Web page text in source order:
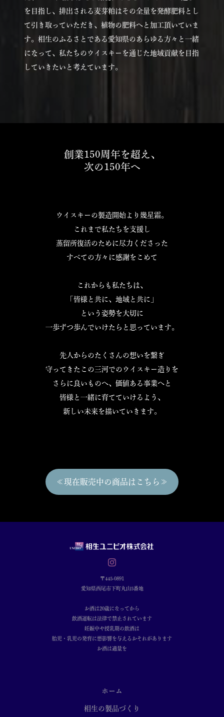
を目指し、排出される麦芽粕はその全量を発酵肥料とし
て引き取っていただき、植物の肥料へと加工頂いていま
す。相生のふるさとである愛知県のあらゆる方々と一緒
になって、私たちのウイスキーを通じた地域貢献を目指
していきたいと考えています。
創業150周年を超え、
次の150年へ
ウイスキーの製造開始より幾星霜。
これまで私たちを支援し
蒸留所復活のために尽力くださった
すべての方々に感謝をこめて
これからも私たちは、
「皆様と共に、地域と共に」
という姿勢を大切に
一歩ずつ歩んでいけたらと思っています。
先人からのたくさんの想いを繋ぎ
守ってきたこの三河でのウイスキー造りを
さらに良いものへ、価値ある事業へと
皆様と一緒に育てていけるよう、
新しい未来を描いていきます。
≪現在販売中の商品はこちら≫
〒445-0891
愛知県西尾市下町丸山5番地
お酒は20歳になってから
飲酒運転は法律で禁止されています
妊娠中や授乳期の飲酒は
胎児・乳児の発育に悪影響を与えるおそれがあります
お酒は適量を
ホーム
相生の製品づくり